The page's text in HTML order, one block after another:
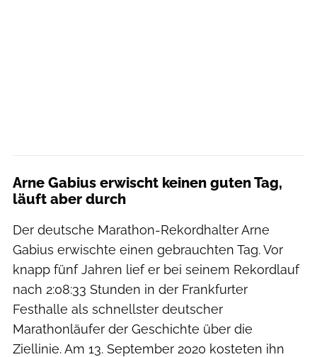
Arne Gabius erwischt keinen guten Tag,
läuft aber durch
Der deutsche Marathon-Rekordhalter Arne
Gabius erwischte einen gebrauchten Tag. Vor
knapp fünf Jahren lief er bei seinem Rekordlauf
nach 2:08:33 Stunden in der Frankfurter
Festhalle als schnellster deutscher
Marathonläufer der Geschichte über die
Ziellinie. Am 13. September 2020 kosteten ihn